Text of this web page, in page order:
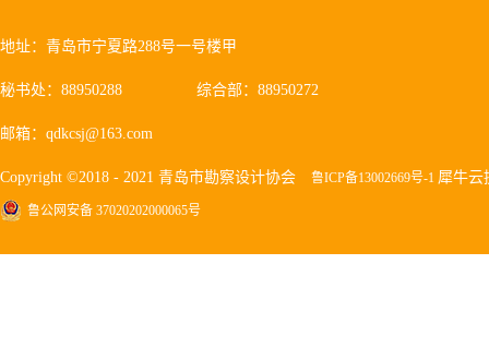
地址：青岛市宁夏路288号一号楼甲
秘书处：88950288 综合部：88950272
邮箱：qdkcsj@163.com
Copyright ©2018 - 2021 青岛市勘察设计协会 鲁ICP备13002669号-1 犀牛云
鲁公网安备 37020202000065号